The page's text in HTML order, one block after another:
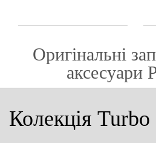
Оригінальні
аксесуари
Колекція Turbo